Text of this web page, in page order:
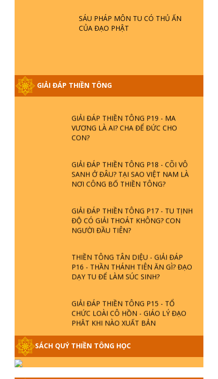
SÁU PHÁP MÔN TU CÓ THỦ ẤN
CỦA ĐẠO PHẬT
GIẢI ĐÁP THIỀN TÔNG
GIẢI ĐÁP VỀ LỄ TIỄN THIỀN TÔNG SƯ
NGỌC LÂM VỀ PHẬT GIỚI
PHẦN 20 - BÁC NGUYỄN NHÂN LÀ AI?
PHIỀN NÃO DO ĐÂU MÀ CÓ?
GIẢI ĐÁP THIỀN TÔNG P19 - MA
VƯƠNG LÀ AI? CHA ĐỂ ĐỨC CHO
CON?
GIẢI ĐÁP THIỀN TÔNG P18 - CÕI VÔ
SANH Ở ĐÂU? TẠI SAO VIỆT NAM LÀ
NƠI CÔNG BỐ THIỀN TÔNG?
GIẢI ĐÁP THIỀN TÔNG P17 - TU TỊNH
ĐỘ CÓ GIẢI THOÁT KHÔNG? CON
NGƯỜI ĐẦU TIÊN?
THIỀN TÔNG TÂN DIỆU - GIẢI ĐÁP
P16 - THẦN THÁNH TIÊN ĂN GÌ? ĐẠO
DẠY TU ĐỂ LÀM SÚC SINH?
GIẢI ĐÁP THIỀN TÔNG P15 - TỔ
CHỨC LOÀI CÔ HỒN - GIÁO LÝ ĐẠO
PHẬT KHI NÀO XUẤT BẢN
GIẢI ĐÁP THIỀN TÔNG ĐẶC BIỆT -
P14 - NGUỒN GỐC ÂM LỊCH DƯƠNG
LỊCH - TẦNG BÌNH LƯU LỚN ĐẾN
SÁCH QUÝ THIỀN TÔNG HỌC